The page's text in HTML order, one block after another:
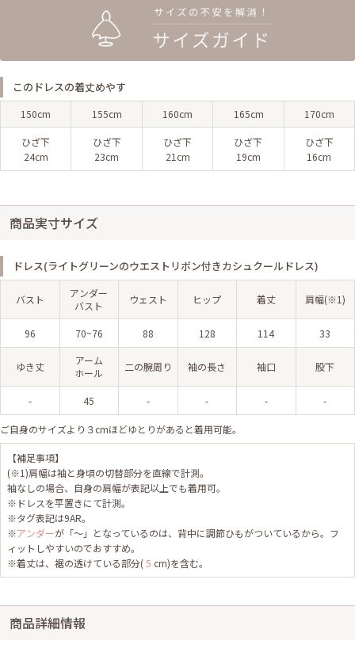
このドレスの着丈めやす
150cm 155cm 160cm 165cm 170cm
ひざ下
24cm
ひざ下
23cm
ひざ下
21cm
ひざ下
19cm
ひざ下
16cm
商品実寸サイズ
ドレス(ライトグリーンのウエストリボン付きカシュクールドレス)
バスト
アンダー
バスト
ウェスト ヒップ 着丈 肩幅(※1)
96 70~76 88 128 114 33
ゆき丈
アーム
ホール
二の腕周り 袖の長さ 袖口 股下
- 45 - - - -
ご自身のサイズより３cmほどゆとりがあると着用可能。
【補足事項】
(※1)肩幅は袖と身頃の切替部分を直線で計測。
袖なしの場合、自身の肩幅が表記以上でも着用可。
※ドレスを平置きにて計測。
※タグ表記は9AR。
※アンダーが「～」となっているのは、背中に調節ひもがついているから。フ
ィットしやすいのでおすすめ。
※着丈は、裾の透けている部分(5 cm)を含む。
商品詳細情報